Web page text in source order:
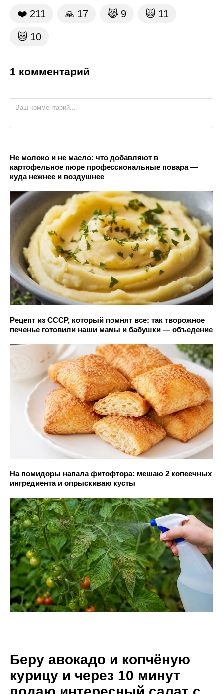
❤️ 211 🙏 17 😹 9 🙀 11
😿 10
1 комментарий
Не молоко и не масло: что добавляют в
картофельное пюре профессиональные повара —
куда нежнее и воздушнее
Рецепт из СССР, который помнят все: так творожное
печенье готовили наши мамы и бабушки — объедение
На помидоры напала фитофтора: мешаю 2 копеечных
ингредиента и опрыскиваю кусты
Беру авокадо и копчёную
курицу и через 10 минут